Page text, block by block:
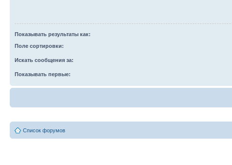
Показывать результаты как:
Поле сортировки:
Искать сообщения за:
Показывать первые:
Список форумов